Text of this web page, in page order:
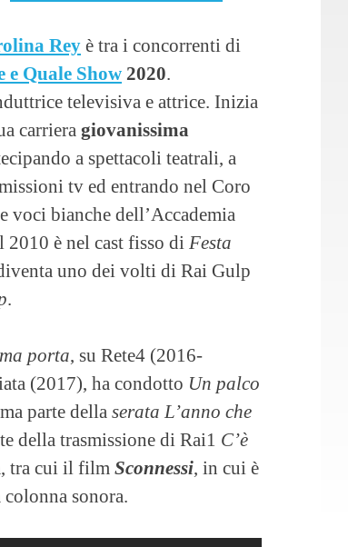
Rey è tra i concorrenti di
e Quale Show 2020
televisiva e attrice. Inizia
carriera giovanissima
a spettacoli teatrali, a
tv ed entrando nel Coro
voci bianche dell’Accademia
è nel cast fisso di Festa
uno dei volti di Rai Gulp
porta, su Rete4 (2016-
(2017), ha condotto Un palco
parte della serata L’anno che
della trasmissione di Rai1 C’è
tra cui il film Sconnessi, in cui è
sonora.